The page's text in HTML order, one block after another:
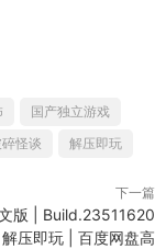
国产独立游戏
怪谈 解压即玩
下一篇
版 | Build.23511620
压即玩 | 百度网盘高